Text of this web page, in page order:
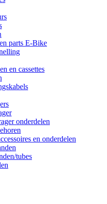
parts E-Bike
en cassettes
onderdelen
en onderdelen
tubes